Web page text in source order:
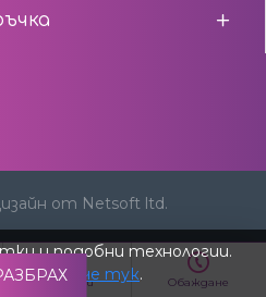
от Netsoft ltd.
Пиши ни Обаждане
и подобни технологии.
повече тук.